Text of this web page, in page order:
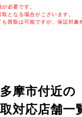
必要です。
となる場合がございます。
買取は可能ですが、保証対象
多摩市付近の
対応店舗一